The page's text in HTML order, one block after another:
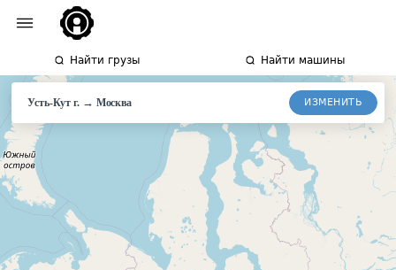
Найти грузы Найти машины
Усть-Кут г.→ Москва ИЗМЕНИТЬ